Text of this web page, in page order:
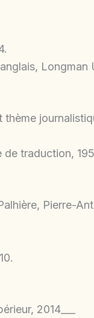
Longman
de traduction,
Pierre-
2014___